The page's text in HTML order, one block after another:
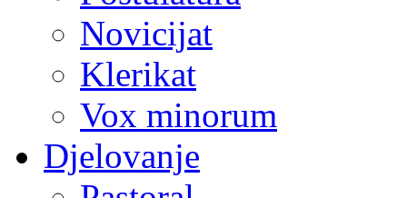
Novicijat
Klerikat
Vox minorum
Djelovanje